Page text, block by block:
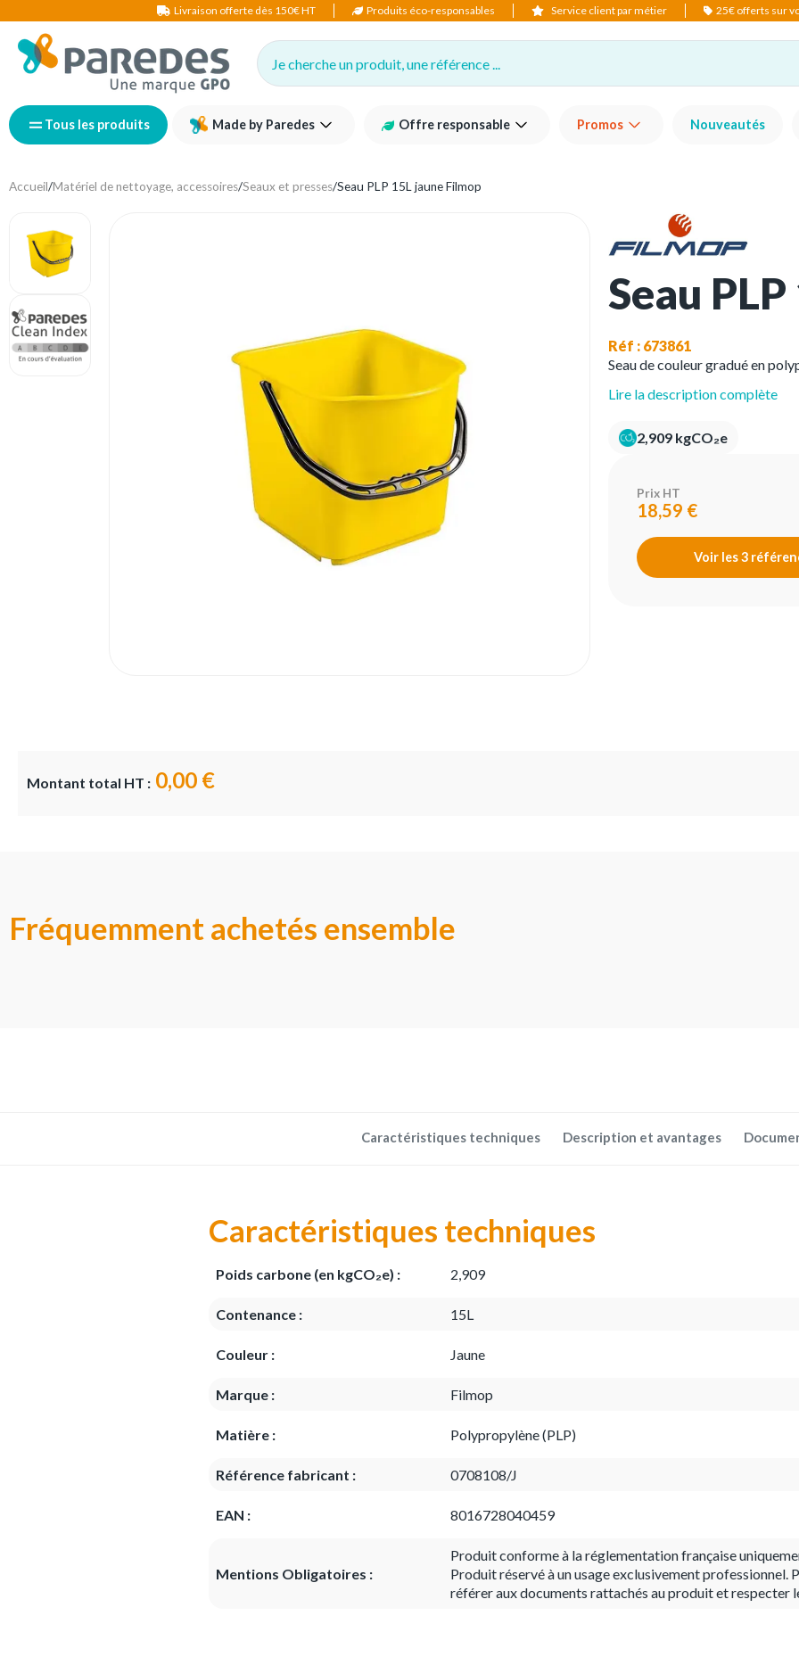
Livraison offerte dès 150€ HT Produits éco-responsables Service client par métier 25€ offerts sur
Je cherche un produit, une référence ...
Tous les produits Made by Paredes Offre responsable Promos Nouveautés
Accueil/Matériel de nettoyage, accessoires/Seaux et presses/Seau PLP 15L jaune Filmop
Seau
Réf : 673861
Seau de couleur gradué en
Lire la description complète
2,909 kgCO₂e
Prix HT
18,59 €
Voir les 3
Montant total HT : 0,00 €
Fréquemment achetés ensemble
Caractéristiques techniques Description et avantages
Caractéristiques techniques
Poids carbone (en kgCO₂e) : 2,909
Contenance : 15L
Couleur : Jaune
Marque : Filmop
Matière : Polypropylène (PLP)
Référence fabricant : 0708108/J
EAN : 8016728040459
Mentions Obligatoires :
Produit conforme à la réglementation française
Produit réservé à un usage exclusivement professionnel.
référer aux documents rattachés au produit et respecter